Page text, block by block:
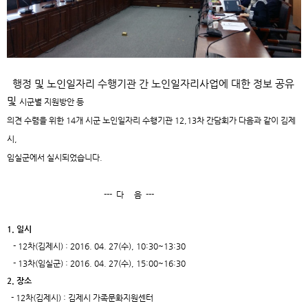
행정 및 노인일자리 수행기관 간 노인일자리사업에 대한 정보 공유
및 시군별 지원방안 등
의견 수렴을 위한 14개 시군 노인일자리 수행기관 12,13차 간담회가 다음과 같이 김제
시,
임실군에서 실시되었습니다.
--- 다 음 ---
1. 일시
- 12차(김제시) : 2016. 04. 27(수), 10:30~13:30
- 13차(임실군) : 2016. 04. 27(수), 15:00~16:30
2. 장소
- 12차(김제시) : 김제시 가족문화지원센터